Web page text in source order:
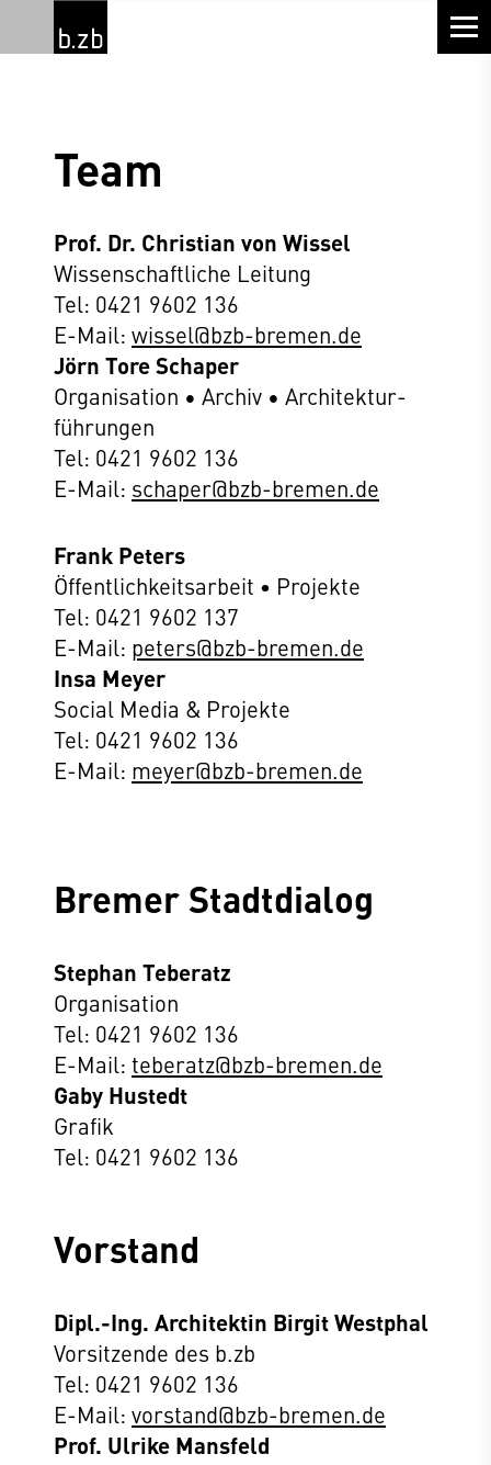
Team
Prof. Dr. Christian von Wissel
Wissenschaftliche Leitung
Tel: 0421 9602 136
E-Mail: wissel@bzb-bremen.de
Jörn Tore Schaper
Organisation • Archiv • Architektur­
führungen
Tel: 0421 9602 136
E-Mail: schaper@bzb-bremen.de
Frank Peters
Öffentlichkeitsarbeit • Projekte
Tel: 0421 9602 137
E-Mail: peters@bzb-bremen.de
Insa Meyer
Social Media & Projekte
Tel: 0421 9602 136
E-Mail: meyer@bzb-bremen.de
Bremer Stadtdialog
Stephan Teberatz
Organisation
Tel: 0421 9602 136
E-Mail: teberatz@bzb-bremen.de
Gaby Hustedt
Grafik
Tel: 0421 9602 136
Vorstand
Dipl.-Ing. Architektin Birgit Westphal
Vorsitzende des b.zb
Tel: 0421 9602 136
E-Mail: vorstand@bzb-bremen.de
Prof. Ulrike Mansfeld